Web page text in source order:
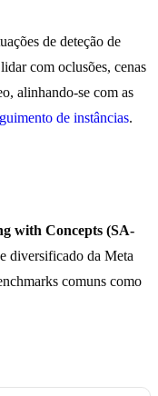
de deteção de
com oclusões, cenas
alinhando-se com as
de instâncias.
with Concepts (SA-
diversificado da Meta
comuns como